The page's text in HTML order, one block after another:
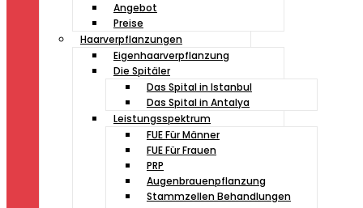
Angebot
Preise
Haarverpflanzungen
Eigenhaarverpflanzung
Die Spitäler
Das Spital in Istanbul
Das Spital in Antalya
Leistungsspektrum
FUE Für Männer
FUE Für Frauen
PRP
Augenbrauenpflanzung
Stammzellen Behandlungen